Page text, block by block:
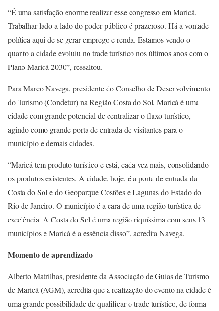
“É uma satisfação enorme realizar esse congresso em Maricá.
Trabalhar lado a lado do poder público é prazeroso. Há a vontade
política aqui de se gerar emprego e renda. Estamos vendo o
quanto a cidade evoluiu no trade turístico nos últimos anos com o
Plano Maricá 2030”, ressaltou.
Para Marco Navega, presidente do Conselho de Desenvolvimento
do Turismo (Condetur) na Região Costa do Sol, Maricá é uma
cidade com grande potencial de centralizar o fluxo turístico,
agindo como grande porta de entrada de visitantes para o
município e demais cidades.
“Maricá tem produto turístico e está, cada vez mais, consolidando
os produtos existentes. A cidade, hoje, é a porta de entrada da
Costa do Sol e do Geoparque Costões e Lagunas do Estado do
Rio de Janeiro. O município é a cara de uma região turística de
excelência. A Costa do Sol é uma região riquíssima com seus 13
municípios e Maricá é a essência disso”, acredita Navega.
Momento de aprendizado
Alberto Matrilhas, presidente da Associação de Guias de Turismo
de Maricá (AGM), acredita que a realização do evento na cidade é
uma grande possibilidade de qualificar o trade turístico, de forma